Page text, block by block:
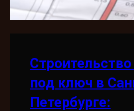
под ключ в
Петербурге: